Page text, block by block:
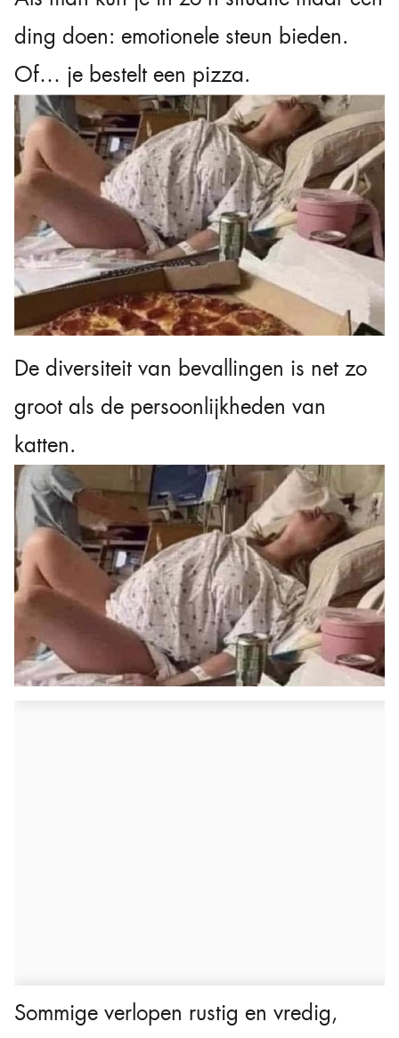
ding doen: emotionele steun bieden.
Of… je bestelt een pizza.
De diversiteit van bevallingen is net zo
groot als de persoonlijkheden van
katten.
Sommige verlopen rustig en vredig,